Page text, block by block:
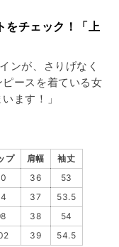
チェック！「上
ンが、さりげなく
ースを着ている女
ます！」
プ 肩幅
袖丈
36
53
37
53.5
38
54
39 54.5